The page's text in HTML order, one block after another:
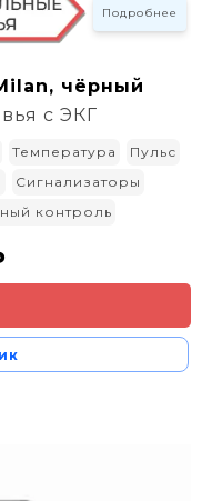
Подробнее
чёрный
с ЭКГ
Температура
Пульс
Сигнализаторы
контроль